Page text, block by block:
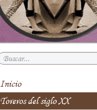
Inicio
Toreros del siglo XX